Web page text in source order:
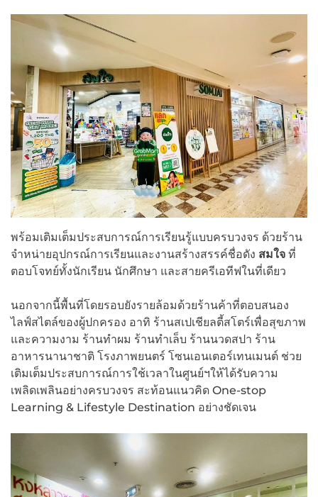
พร้อมเติมเต็มประสบการณ์การเรียนรู้แบบครบวงจร ด้วยร้าน
จำหน่ายอุปกรณ์การเรียนและงานสร้างสรรค์ชื่อดัง สมใจ ที่
ตอบโจทย์ทั้งนักเรียน นักศึกษา และสายครีเอทีฟในที่เดียว
นอกจากนี้พื้นที่โดยรอบยังรายล้อมด้วยร้านค้าที่ตอบสนอง
ไลฟ์สไตล์ของผู้ปกครอง อาทิ ร้านสเปเชียลตี้สโตร์เพื่อสุขภาพ
และความงาม ร้านทำผม ร้านทำเล็บ ร้านนวดสปา ร้าน
อาหารนานาชาติ โรงภาพยนตร์ โซนเอนเตอร์เทนเมนต์ ช่วย
เติมเต็มประสบการณ์การใช้เวลาในศูนย์ฯให้ได้รับความ
เพลิดเพลินอย่างครบวงจร สะท้อนแนวคิด One-stop
Learning & Lifestyle Destination อย่างชัดเจน